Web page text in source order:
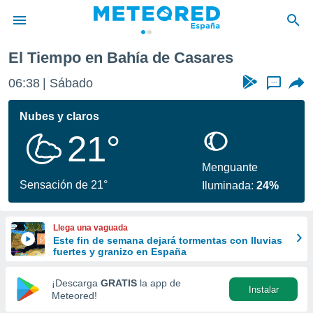
de
por
se
calidad.
a este
las
y
forma
digital
basada
El Tiempo en Bahía de Casares
06:38 Sábado ...
Nubes y claros
21°
Sensación de 21°
Menguante
Iluminada:24%
Llega una vaguada
Este fin de semana dejará tormentas con lluvias
fuertes y granizo en España
¡Descarga GRATIS la app de
Meteored!
Instalar